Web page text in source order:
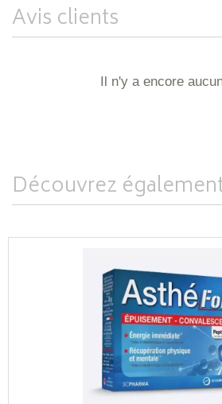
Avis clients
Il n'y a encore
Découvrez